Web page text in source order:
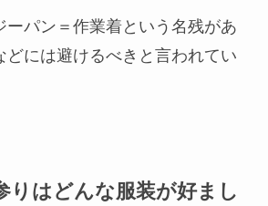
ーパン＝作業着という名残があ
どには避けるべき と言われてい
りはどんな服装が好まし